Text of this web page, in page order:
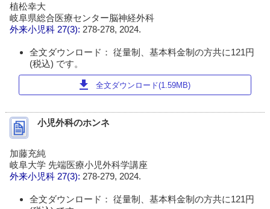
植松幸大
岐阜県総合医療センター脳神経外科
外来小児科 27(3): 278-278, 2024.
全文ダウンロード： 従量制、基本料金制の方共に121円
(税込) です。
download 全文ダウンロード(1.59MB)
小児外科のホンネ
加藤充純
岐阜大学 先端医療小児外科学講座
外来小児科27(3):278-279, 2024.
全文ダウンロード： 従量制、基本料金制の方共に121円